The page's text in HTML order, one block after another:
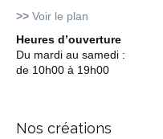
>> Voir le plan
Heures d’ouverture
Du mardi au samedi :
de 10h00 à 19h00
Nos créations